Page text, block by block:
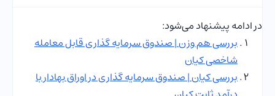
در ادامه پیشنهاد می‌شود:
بررسی هم وزن | صندوق سرمایه گذاری قابل معامله
شاخصی کیان
بررسی کیان | صندوق سرمایه گذاری در اوراق بهادار با